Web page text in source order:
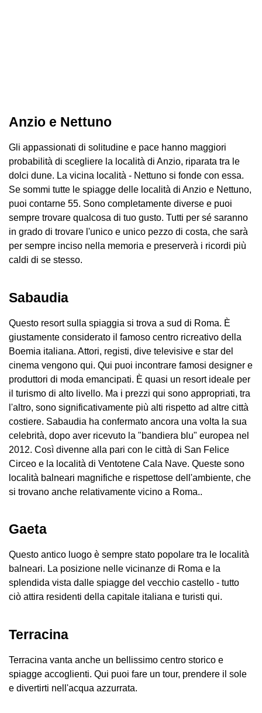
Anzio e Nettuno
Gli appassionati di solitudine e pace hanno maggiori
probabilità di scegliere la località di Anzio, riparata tra le
dolci dune. La vicina località - Nettuno si fonde con essa.
Se sommi tutte le spiagge delle località di Anzio e Nettuno,
puoi contarne 55. Sono completamente diverse e puoi
sempre trovare qualcosa di tuo gusto. Tutti per sé saranno
in grado di trovare l'unico e unico pezzo di costa, che sarà
per sempre inciso nella memoria e preserverà i ricordi più
caldi di se stesso.
Sabaudia
Questo resort sulla spiaggia si trova a sud di Roma. È
giustamente considerato il famoso centro ricreativo della
Boemia italiana. Attori, registi, dive televisive e star del
cinema vengono qui. Qui puoi incontrare famosi designer e
produttori di moda emancipati. È quasi un resort ideale per
il turismo di alto livello. Ma i prezzi qui sono appropriati, tra
l'altro, sono significativamente più alti rispetto ad altre città
costiere. Sabaudia ha confermato ancora una volta la sua
celebrità, dopo aver ricevuto la "bandiera blu" europea nel
2012. Così divenne alla pari con le città di San Felice
Circeo e la località di Ventotene Cala Nave. Queste sono
località balneari magnifiche e rispettose dell'ambiente, che
si trovano anche relativamente vicino a Roma..
Gaeta
Questo antico luogo è sempre stato popolare tra le località
balneari. La posizione nelle vicinanze di Roma e la
splendida vista dalle spiagge del vecchio castello - tutto
ciò attira residenti della capitale italiana e turisti qui.
Terracina
Terracina vanta anche un bellissimo centro storico e
spiagge accoglienti. Qui puoi fare un tour, prendere il sole
e divertirti nell'acqua azzurrata.